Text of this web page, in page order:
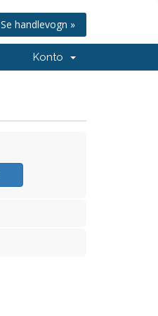
Se handlevogn »
Konto